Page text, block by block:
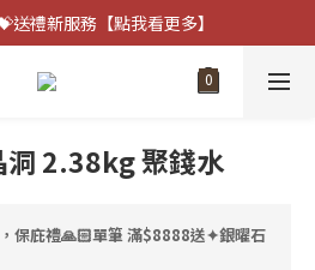
送禮新服務【點我看更多】
送禮新服務【點我看更多】
指定黑曜石 任選兩件75折
洞 2.38kg 聚錢水
保庇禮🙏🏻單筆 滿$8888送✦銀曜石